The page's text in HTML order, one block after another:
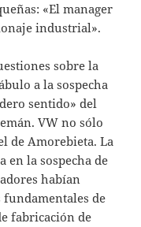
«El manager
industrial».
sobre la
a la sospecha
sentido» del
VW no sólo
de Amorebieta. La
en la sos­pecha de
habían
de
fabricación de